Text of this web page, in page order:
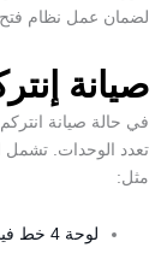
لضمان عمل نظام فتح
صيانة
في حالة صيانة انتركم commax
تعدد الوحدات. تشمل
مثل:
لوحة 4 خط فيديو مرئي كوماكس